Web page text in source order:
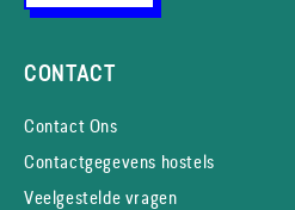
CONTACT
Contact Ons
Contactgegevens hostels
Veelgestelde vragen